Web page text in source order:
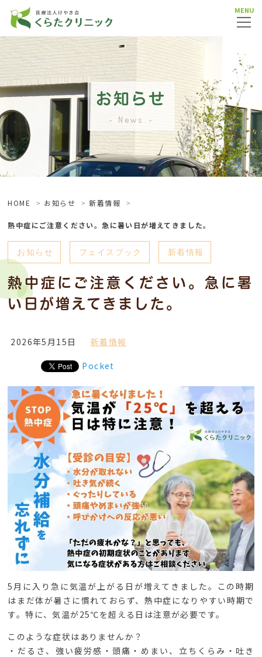
MENU
お知らせ
News
HOME お知らせ 新着情報
熱中症にご注意ください。急に暑い日が増えてきました。
お知らせ フェイスブック 新着情報
熱中症にご注意ください。急に暑
い日が増えてきました。
2026年5月15日 新着情報
Pocket
5月に入り急に気温が上がる日が増えてきました。この時期
はまだ体が暑さに慣れておらず、熱中症になりやすい時期で
す。特に、気温が25℃を超える日は注意が必要です。
このような症状はありませんか？
・だるさ、強い疲労感・頭痛・めまい、立ちくらみ・吐き